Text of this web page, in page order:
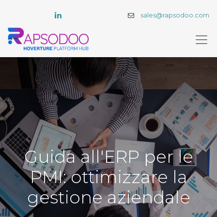
sales@rapsodoo.com
Guida all'ERP per le
PMI: ottimizzare la
gestione aziendale